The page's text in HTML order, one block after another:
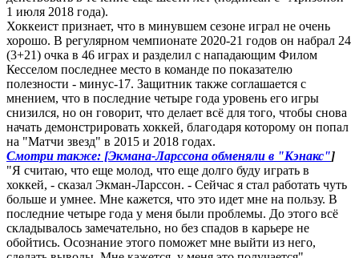
1 июля 2018 года).
Хоккеист признает, что в минувшем сезоне играл не очень
хорошо. В регулярном чемпионате 2020-21 годов он набрал 24
(3+21) очка в 46 играх и разделил с нападающим Филом
Кесселом последнее место в команде по показателю
полезности - минус-17. Защитник также соглашается с
мнением, что в последние четыре года уровень его игры
снизился, но он говорит, что делает всё для того, чтобы снова
начать демонстрировать хоккей, благодаря которому он попал
на "Матчи звезд" в 2015 и 2018 годах.
Смотри также: [Экмана-Ларссона обменяли в "Кэнакс"]
"Я считаю, что еще молод, что еще долго буду играть в
хоккей, - сказал Экман-Ларссон. - Сейчас я стал работать чуть
больше и умнее. Мне кажется, что это идет мне на пользу. В
последние четыре года у меня были проблемы. До этого всё
складывалось замечательно, но без спадов в карьере не
обойтись. Осознание этого поможет мне выйти из него,